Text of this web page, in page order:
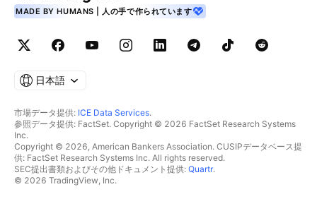
MADE BY HUMANS | 人の手で作られています
日本語
市場データ提供: ICE Data Services.
参照データ提供: FactSet. Copyright © 2026 FactSet Research Systems
Inc.
Copyright © 2026, American Bankers Association. CUSIPデータベース提
供: FactSet Research Systems Inc. All rights reserved.
SEC提出書類およびその他ドキュメント提供: Quartr.
© 2026 TradingView, Inc.